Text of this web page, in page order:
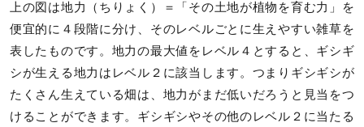
上の図は地力（ちりょく）＝「その土地が植物を育む力」を
便宜的に４段階に分け、そのレベルごとに生えやすい雑草を
表したものです。地力の最大値をレベル４とすると、ギシギ
シが生える地力はレベル２に該当します。つまりギシギシが
たくさん生えている畑は、地力がまだ低いだろうと見当をつ
けることができます。ギシギシやその他のレベル２に当たる